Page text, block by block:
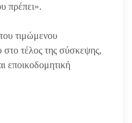
πρέπει».
τιμώμενου
τέλος της σύσκεψης,
εποικοδομητική